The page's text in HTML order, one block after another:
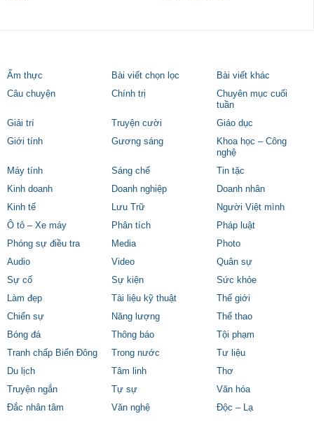
Ẩm thực Bài viết chọn lọc
Bài viết khác
Câu chuyện
Chính trị
Chuyên mục cuối
tuần
Giải trí
Truyện cười
Giáo dục
Giới tính
Gương sáng
Khoa học – Công
nghệ
Máy tính
Sáng chế
Tin tặc
Kinh doanh
Doanh nghiệp
Doanh nhân
Kinh tế
Lưu Trữ
Người Việt mình
Ô tô – Xe máy
Phân tích
Pháp luật
Phóng sự điều tra
Media
Photo
Audio
Video
Quân sự
Sự cố
Sự kiện
Sức khỏe
Làm đẹp
Tài liệu kỹ thuật
Thế giới
Chiến sự
Năng lượng
Thể thao
Bóng đá
Thông báo
Tội phạm
Tranh chấp Biển Đông
Trong nước
Tư liệu
Du lịch
Tâm linh
Thơ
Truyện ngắn
Tự sự
Văn hóa
Đắc nhân tâm
Văn nghệ Độc – Lạ